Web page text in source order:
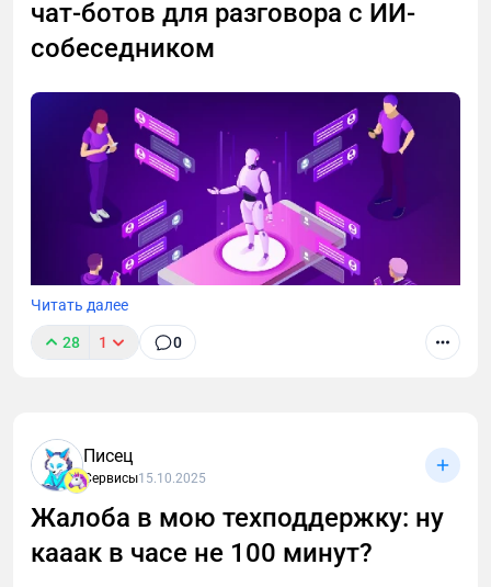
чат-ботов для разговора с ИИ-
собеседником
Читать далее
28 1 0
Писец
Сервисы15.10.2025
Жалоба в мою техподдержку: ну
кааак в часе не 100 минут?